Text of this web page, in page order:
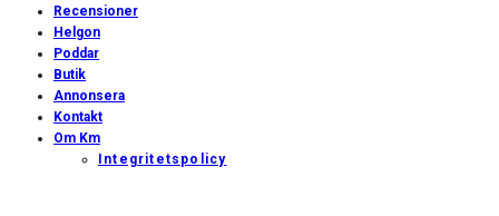
Recensioner
Helgon
Poddar
Butik
Annonsera
Kontakt
Om Km
Integritetspolicy